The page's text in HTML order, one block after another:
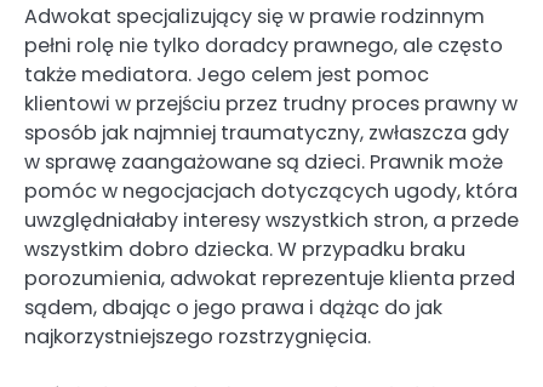
Adwokat specjalizujący się w prawie rodzinnym
pełni rolę nie tylko doradcy prawnego, ale często
także mediatora. Jego celem jest pomoc
klientowi w przejściu przez trudny proces prawny w
sposób jak najmniej traumatyczny, zwłaszcza gdy
w sprawę zaangażowane są dzieci. Prawnik może
pomóc w negocjacjach dotyczących ugody, która
uwzględniałaby interesy wszystkich stron, a przede
wszystkim dobro dziecka. W przypadku braku
porozumienia, adwokat reprezentuje klienta przed
sądem, dbając o jego prawa i dążąc do jak
najkorzystniejszego rozstrzygnięcia.